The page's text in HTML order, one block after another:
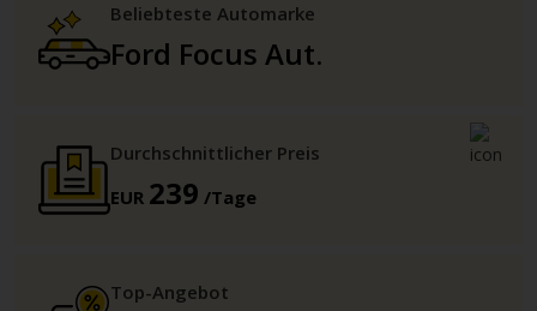
Beliebteste Automarke
Ford Focus Aut.
Durchschnittlicher Preis
EUR 239 /Tage
Top-Angebot